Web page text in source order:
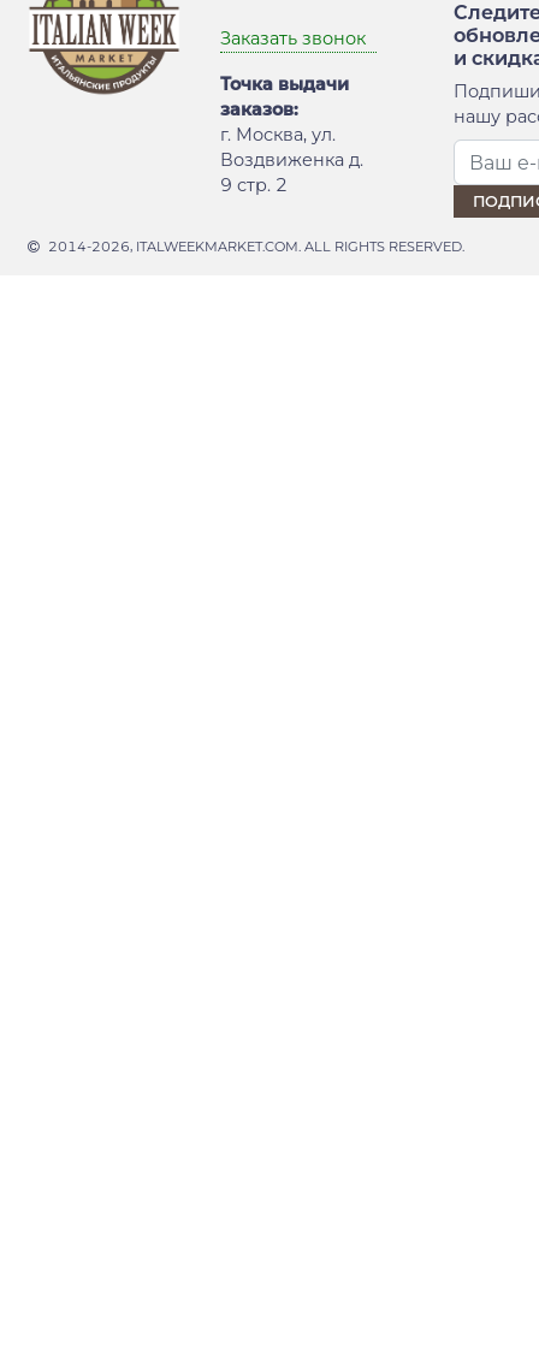
Заказать звонок
Точка выдачи
заказов:
г. Москва, ул.
Воздвиженка д.
9 стр. 2
и
нашу
2014-2026, ITALWEEKMARKET.COM. ALL RIGHTS RESERVED.